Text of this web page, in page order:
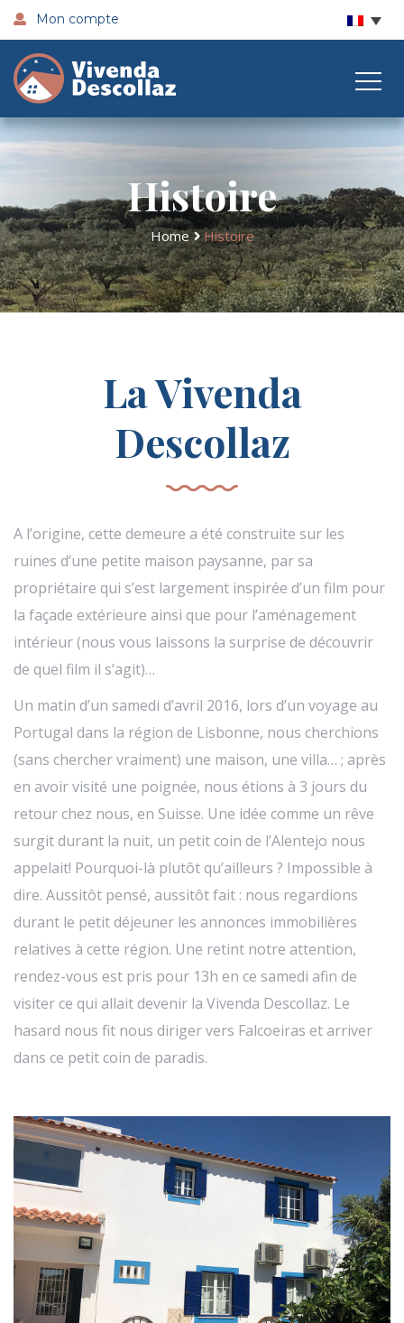
Mon compte
Histoire
Home Histoire
La Vivenda
Descollaz
A l’origine, cette demeure a été construite sur les
ruines d’une petite maison paysanne, par sa
propriétaire qui s’est largement inspirée d’un film pour
la façade extérieure ainsi que pour l’aménagement
intérieur (nous vous laissons la surprise de découvrir
de quel film il s’agit)…
Un matin d’un samedi d’avril 2016, lors d’un voyage au
Portugal dans la région de Lisbonne, nous cherchions
(sans chercher vraiment) une maison, une villa… ; après
en avoir visité une poignée, nous étions à 3 jours du
retour chez nous, en Suisse. Une idée comme un rêve
surgit durant la nuit, un petit coin de l’Alentejo nous
appelait! Pourquoi-là plutôt qu’ailleurs ? Impossible à
dire. Aussitôt pensé, aussitôt fait : nous regardions
durant le petit déjeuner les annonces immobilières
relatives à cette région. Une retint notre attention,
rendez-vous est pris pour 13h en ce samedi afin de
visiter ce qui allait devenir la Vivenda Descollaz. Le
hasard nous fit nous diriger vers Falcoeiras et arriver
dans ce petit coin de paradis.